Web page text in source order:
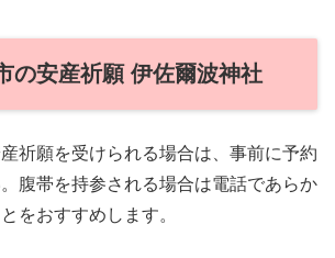
の安産祈願 伊佐爾波神社
祈願を受けられる場合は、事前に予約
腹帯を持参される場合は電話であらか
をおすすめします。